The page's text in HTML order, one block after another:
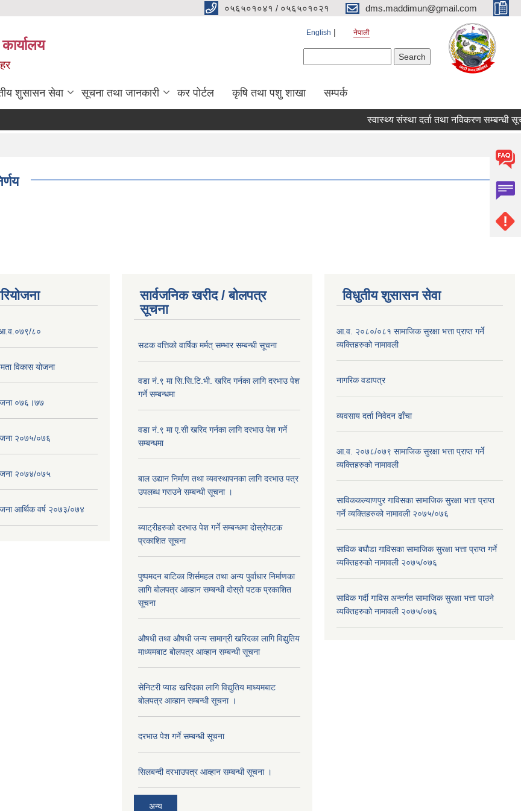
०५६५०१०४१ / ०५६५०१०२१ dms.maddimun@gmail.com
English नेपाली
शुसासन सेवा सूचना तथा जानकारी कर पोर्टल कृषि तथा पशु शाखा सम्पर्क
स्वास्थ्य संस्था दर्ता तथा नविकरण सम्बन्धी सूचना
आ.व.०७९/८०
विकास योजना
०७६।७७
२०७५/०७६
२०७४/०७५
आर्थिक वर्ष २०७३/०७४
सार्वजनिक खरीद / बोलपत्र
सूचना
सडक वत्तिको वार्षिक मर्मत् सम्भार सम्बन्धी सूचना
वडा नं.९ मा सि.सि.टि.भी. खरिद गर्नका लागि दरभाउ पेश
गर्ने सम्बन्धमा
वडा नं.९ मा ए.सी खरिद गर्नका लागि दरभाउ पेश गर्ने
सम्बन्धमा
बाल उद्यान निर्माण तथा व्यवस्थापनका लागि दरभाउ पत्र
उपलब्ध गराउने सम्बन्धी सूचना ।
ब्याट्रीहरुको दरभाउ पेश गर्ने सम्बन्धमा दोस्रोपटक
प्रकाशित सूचना
पुष्पमदन बाटिका शिर्समहल तथा अन्य पुर्वाधार निर्माणका
लागि बोलपत्र आव्हान सम्बन्धी दोस्रो पटक प्रकाशित
सूचना
औषधी तथा औषधी जन्य सामाग्री खरिदका लागि विद्युतिय
माध्यमबाट बोलपत्र आव्हान सम्बन्धी सूचना
सेनिटरी प्याड खरिदका लागि विद्युतिय माध्यमबाट
बोलपत्र आव्हान सम्बन्धी सूचना ।
दरभाउ पेश गर्ने सम्बन्धी सूचना
सिलबन्दी दरभाउपत्र आव्हान सम्बन्धी सूचना ।
अन्य
विधुतीय शुसासन सेवा
आ.व. २०८०/०८१ सामाजिक सुरक्षा भत्ता प्राप्त गर्ने
व्यक्तिहरुको नामावली
नागरिक वडापत्र
व्यवसाय दर्ता निवेदन ढाँचा
आ.व. २०७८/०७९ सामाजिक सुरक्षा भत्ता प्राप्त गर्ने
व्यक्तिहरुको नामावली
साविककल्याणपुर गाविसका सामाजिक सुरक्षा भत्ता प्राप्त
गर्ने व्यक्तिहरुको नामावली २०७५/०७६
साविक बघौडा गाविसका सामाजिक सुरक्षा भत्ता प्राप्त गर्ने
व्यक्तिहरुको नामावली २०७५/०७६
साविक गर्दी गाविस अन्तर्गत सामाजिक सुरक्षा भत्ता पाउने
व्यक्तिहरुको नामावली २०७५/०७६